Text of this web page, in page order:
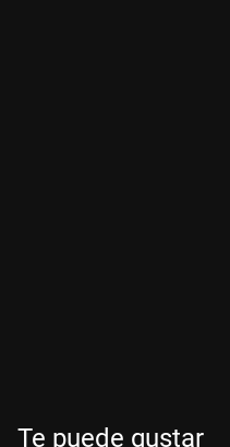
Te puede gustar